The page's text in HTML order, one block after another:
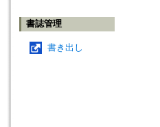
書誌管理
書き出し